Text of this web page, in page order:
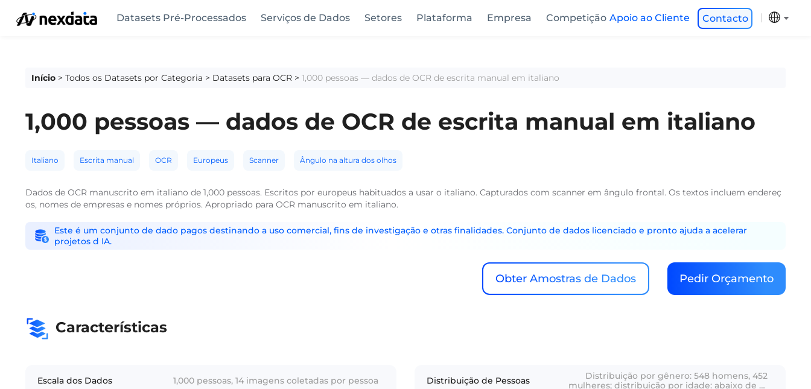
Datasets Pré-Processados Serviços de Dados Setores Plataforma Empresa Competição Apoio ao Cliente Contacto
Início > Todos os Datasets por Categoria > Datasets para OCR > 1,000 pessoas — dados de OCR de escrita manual em italiano
1,000 pessoas — dados de OCR de escrita manual em italiano
Italiano Escrita manual OCR Europeus Scanner Ângulo na altura dos olhos
Dados de OCR manuscrito em italiano de 1,000 pessoas. Escritos por europeus habituados a usar o italiano. Capturados com scanner em ângulo frontal. Os textos incluem endereç
os, nomes de empresas e nomes próprios. Apropriado para OCR manuscrito em italiano.
Este é um conjunto de dado pagos destinando a uso comercial, fins de investigação e otras finalidades. Conjunto de dados licenciado e pronto ajuda a acelerar
projetos d IA.
Obter Amostras de Dados Pedir Orçamento
Características
Escala dos Dados 1,000 pessoas, 14 imagens coletadas por pessoa Distribuição de Pessoas
Distribuição por gênero: 548 homens, 452
mulheres; distribuição por idade: abaixo de 18